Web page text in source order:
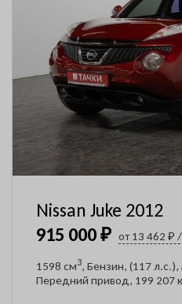
915 000 ₽ от 13 462 ₽
Nissan Juke 2012
1598 см3, Бензин, (117 л.с.),
Передний привод, 199 207